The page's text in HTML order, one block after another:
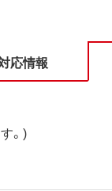
応情報
。)